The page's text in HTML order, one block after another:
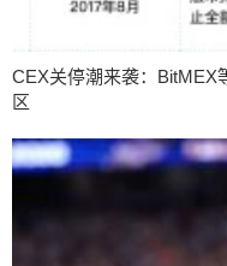
CEX关停潮来袭：BitMEX
区